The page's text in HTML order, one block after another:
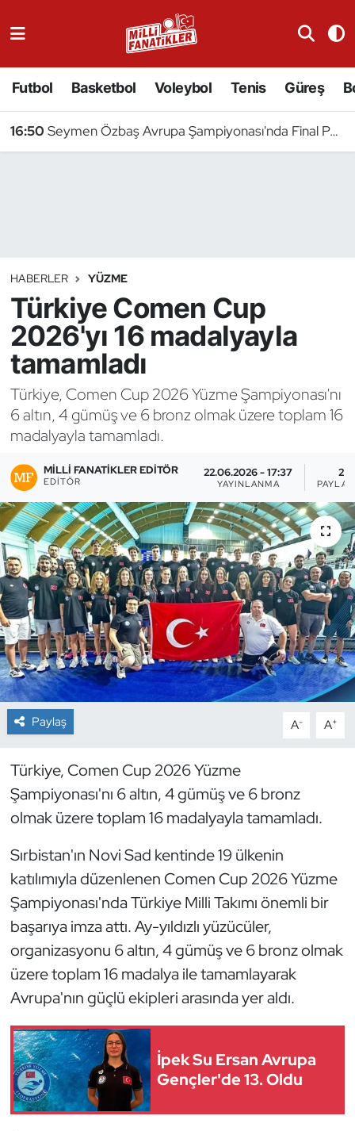
Futbol Basketbol Voleybol Tenis Güreş
16:50 Seymen Özbaş Avrupa Şampiyonası'nda Final Peşinde
HABERLER YÜZME
Türkiye Comen Cup
2026'yı 16 madalyayla
tamamladı
Türkiye, Comen Cup 2026 Yüzme Şampiyonası'nı
6 altın, 4 gümüş ve 6 bronz olmak üzere toplam 16
madalyayla tamamladı.
MILLI FANATIKLER EDITÖR
EDITÖR
22.06.2026 - 17:37
YAYINLANMA
2
Paylaş A- A+
Türkiye, Comen Cup 2026 Yüzme
Şampiyonası'nı 6 altın, 4 gümüş ve 6 bronz
olmak üzere toplam 16 madalyayla tamamladı.
Sırbistan'ın Novi Sad kentinde 19 ülkenin
katılımıyla düzenlenen Comen Cup 2026 Yüzme
Şampiyonası'nda Türkiye Milli Takımı önemli bir
başarıya imza attı. Ay-yıldızlı yüzücüler,
organizasyonu 6 altın, 4 gümüş ve 6 bronz olmak
üzere toplam 16 madalya ile tamamlayarak
Avrupa'nın güçlü ekipleri arasında yer aldı.
İpek Su Ersan Avrupa
Gençler'de 13. Oldu
Badminton
Binicilik
Bisiklet
Bocce Bowling Dart
Boks
Briç
Buz Hokeyi
Buz Pateni
Çim Hokeyi
Cimnastik
Curling
Dağcılık
Dövüş Sanatı
E-Spor
Eskrim
Futbol
Futsal
Genel
Golf
Güreş
Halter